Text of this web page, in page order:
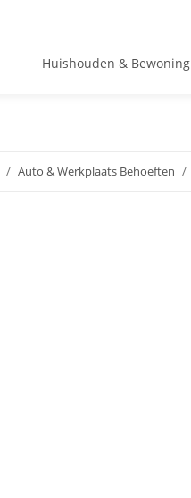
Huishouden & Bewoning
Auto & Werkplaats Behoeften